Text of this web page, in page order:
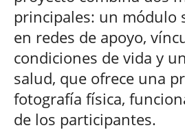
principales: un módulo
en redes de apoyo,
condiciones de vida y
salud, que ofrece una
fotografía física,
de los participantes.